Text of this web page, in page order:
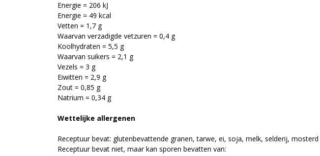
Energie = 206 kJ
Energie = 49 kcal
Vetten = 1,7 g
Waarvan verzadigde vetzuren = 0,4 g
Koolhydraten = 5,5 g
Waarvan suikers = 2,1 g
Vezels = 3 g
Eiwitten = 2,9 g
Zout = 0,85 g
Natrium = 0,34 g
Wettelijke allergenen
Receptuur bevat: glutenbevattende granen, tarwe, ei, soja, melk, selderij, mosterd
Receptuur bevat niet, maar kan sporen bevatten van: